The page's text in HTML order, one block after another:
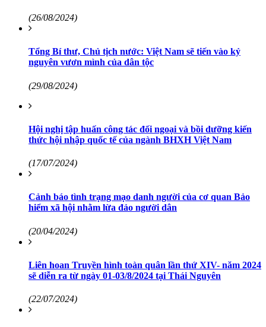
(26/08/2024)
Tổng Bí thư, Chủ tịch nước: Việt Nam sẽ tiến vào kỷ
nguyên vươn mình của dân tộc
(29/08/2024)
Hội nghị tập huấn công tác đối ngoại và bồi dưỡng kiến
thức hội nhập quốc tế của ngành BHXH Việt Nam
(17/07/2024)
Cảnh báo tình trạng mạo danh người của cơ quan Bảo
hiểm xã hội nhằm lừa đảo người dân
(20/04/2024)
Liên hoan Truyền hình toàn quân lần thứ XIV- năm 2024
sẽ diễn ra từ ngày 01-03/8/2024 tại Thái Nguyên
(22/07/2024)